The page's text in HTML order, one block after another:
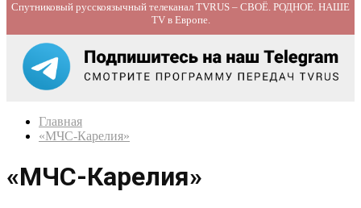
Спутниковый русскоязычный телеканал TVRUS – СВОЁ. РОДНОЕ. НАШЕ
TV в Европе.
Главная
«МЧС-Карелия»
«МЧС-Карелия»